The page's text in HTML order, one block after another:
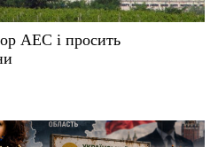
АЕС і просить